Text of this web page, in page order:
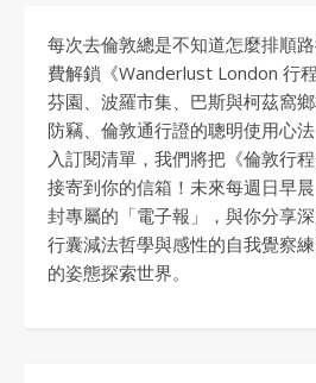
每次去倫敦總是不知道怎麼排順
費解鎖《Wanderlust London 行
芬園、波羅市集、巴斯與柯茲窩鄉
防竊、倫敦通行證的聰明使用心
入訂閱清單，我們將把《倫敦行
接寄到你的信箱！未來每週日早
封專屬的「電子報」，與你分享深
行囊減法哲學與感性的自我覺察
的姿態探索世界。